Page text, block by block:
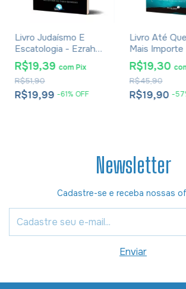
Livro Judaísmo E
Escatologia - Ezrah
Ben Or
R$19,99 -61% OFF
R$51,90
R$19,39 com Pix
Livro Até
Mais Importe
Luciano Subirá
R$19,90 -57
R$45,90
R$19,30
Newsletter
Cadastre-se e receba nossas